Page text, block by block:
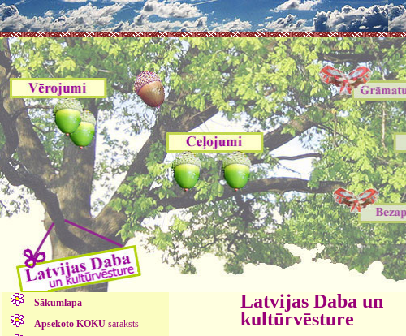
Sākumlapa
Apsekoto KOKUsaraksts
Latvijas Daba un
kultūrvēsture